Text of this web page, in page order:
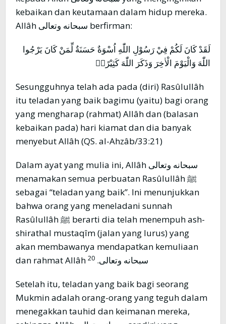
kebaikan dan keutamaan dalam hidup mereka.
Allâh سبحانه وتعالى berfirman:
لَقَدْ كَانَ لَكُمْ فِيْ رَسُوْلِ اللّٰهِ اُسْوَةٌ حَسَنَةٌ لِّمَنْ كَانَ يَرْجُوا
اللّٰهَ وَالْيَوْمَ الْاٰخِرَ وَذَكَرَ اللّٰهَ كَثِيْرًاۗ
Sesungguhnya telah ada pada (diri) Rasûlullâh
itu teladan yang baik bagimu (yaitu) bagi orang
yang mengharap (rahmat) Allâh dan (balasan
kebaikan pada) hari kiamat dan dia banyak
menyebut Allâh (QS. al-Ahzâb/33:21)
Dalam ayat yang mulia ini, Allâh سبحانه وتعالى
menamakan semua perbuatan Rasûlullâh ﷺ
sebagai “teladan yang baik”. Ini menunjukkan
bahwa orang yang meneladani sunnah
Rasûlullâh ﷺ berarti dia telah menempuh ash-
shirathal mustaqîm (jalan yang lurus) yang
akan membawanya mendapatkan kemuliaan
dan rahmat Allâh سبحانه وتعالى. 20
Setelah itu, teladan yang baik bagi seorang
Mukmin adalah orang-orang yang teguh dalam
menegakkan tauhid dan keimanan mereka,